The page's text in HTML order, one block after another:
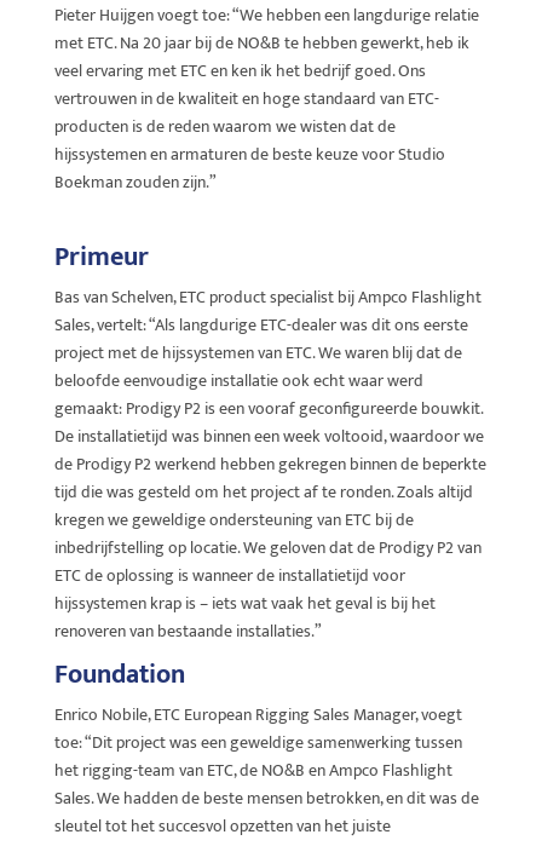
Pieter Huijgen voegt toe: “We hebben een langdurige relatie
met ETC. Na 20 jaar bij de NO&B te hebben gewerkt, heb ik
veel ervaring met ETC en ken ik het bedrijf goed. Ons
vertrouwen in de kwaliteit en hoge standaard van ETC-
producten is de reden waarom we wisten dat de
hijssystemen en armaturen de beste keuze voor Studio
Boekman zouden zijn.”
Primeur
Bas van Schelven, ETC product specialist bij Ampco Flashlight
Sales, vertelt: “Als langdurige ETC-dealer was dit ons eerste
project met de hijssystemen van ETC. We waren blij dat de
beloofde eenvoudige installatie ook echt waar werd
gemaakt: Prodigy P2 is een vooraf geconfigureerde bouwkit.
De installatietijd was binnen een week voltooid, waardoor we
de Prodigy P2 werkend hebben gekregen binnen de beperkte
tijd die was gesteld om het project af te ronden. Zoals altijd
kregen we geweldige ondersteuning van ETC bij de
inbedrijfstelling op locatie. We geloven dat de Prodigy P2 van
ETC de oplossing is wanneer de installatietijd voor
hijssystemen krap is – iets wat vaak het geval is bij het
renoveren van bestaande installaties.”
Foundation
Enrico Nobile, ETC European Rigging Sales Manager, voegt
toe: “Dit project was een geweldige samenwerking tussen
het rigging-team van ETC, de NO&B en Ampco Flashlight
Sales. We hadden de beste mensen betrokken, en dit was de
sleutel tot het succesvol opzetten van het juiste